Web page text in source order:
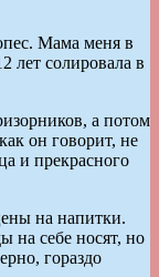
Мама меня в
лет солировала в
а потом
он говорит, не
и прекрасного
на напитки.
на себе носят, но
гораздо